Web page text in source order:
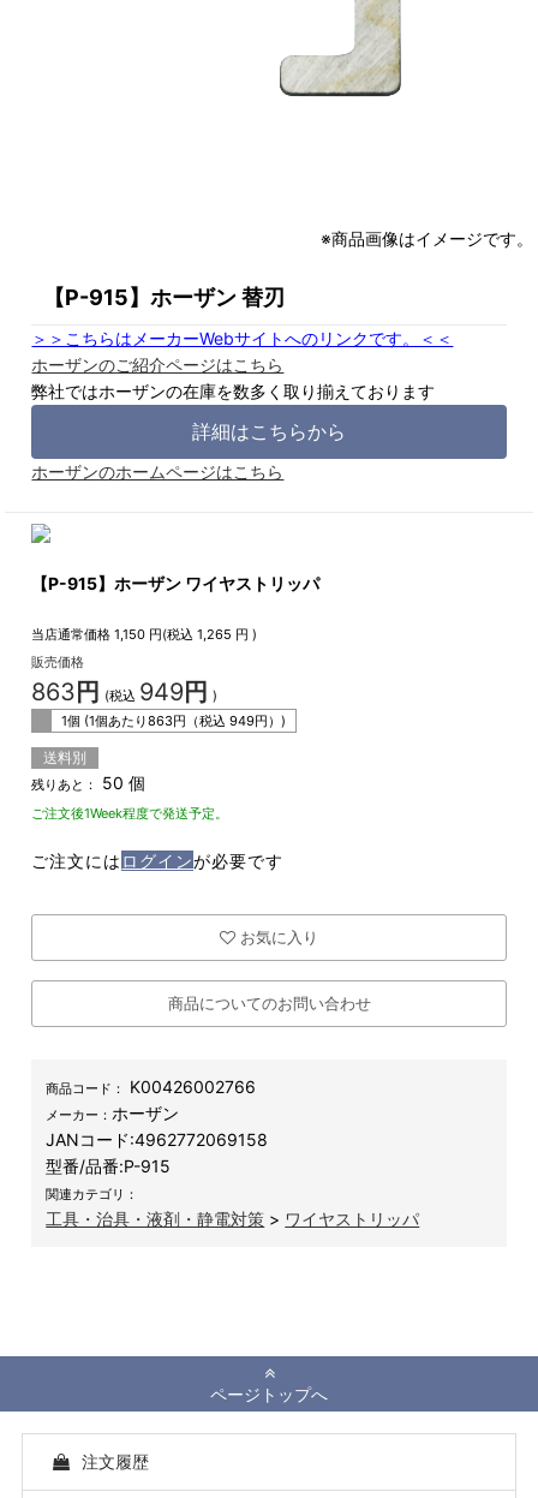
※商品画像はイメージです。
【P-915】ホーザン 替刃
＞＞こちらはメーカーWebサイトへのリンクです。＜＜
ホーザンのご紹介ページはこちら
弊社ではホーザンの在庫を数多く取り揃えております
詳細はこちらから
ホーザンのホームページはこちら
【P-915】ホーザン ワイヤストリッパ
当店通常価格 1,150 円(税込1,265 円 )
販売価格
863 円 (税込 949円 )
1個 (1個あたり863円（税込949円）)
送料別
残りあと： 50 個
ご注文後1Week程度で発送予定。
ご注文には ログインが必要です
お気に入り
商品についてのお問い合わせ
商品コード： K00426002766
メーカー：ホーザン
JANコード:4962772069158
型番/品番:P-915
関連カテゴリ：
工具・治具・液剤・静電対策 > ワイヤストリッパ
ページトップへ
注文履歴